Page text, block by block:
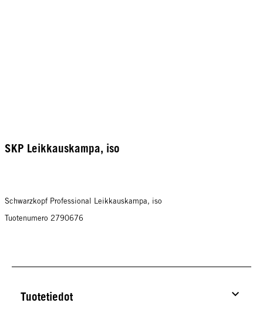
SKP Leikkauskampa, iso
Schwarzkopf Professional Leikkauskampa, iso
Tuotenumero 2790676
Tuotetiedot